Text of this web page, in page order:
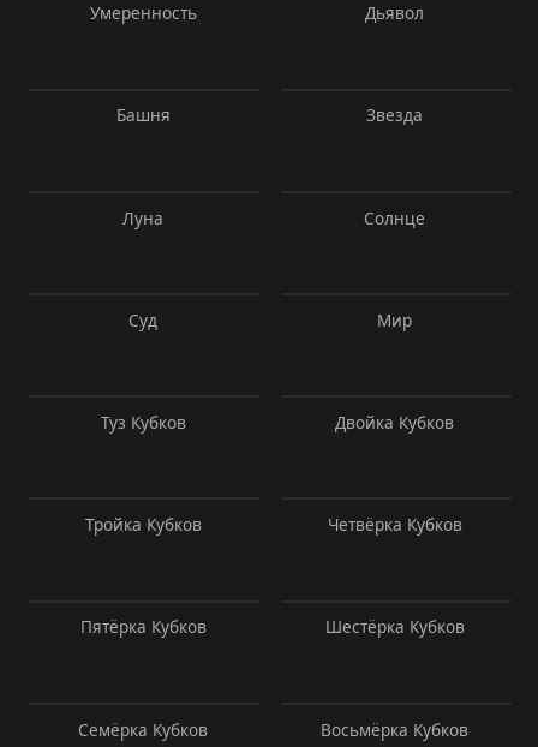
Умеренность Дьявол
Башня Звезда
Луна Солнце
Суд Мир
Туз Кубков Двойка Кубков
Тройка Кубков Четвёрка Кубков
Пятёрка Кубков Шестёрка Кубков
Семёрка Кубков Восьмёрка Кубков